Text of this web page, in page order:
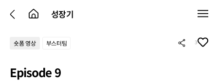
성장기
숏폼 영상 부스터팀 3
Episode 9